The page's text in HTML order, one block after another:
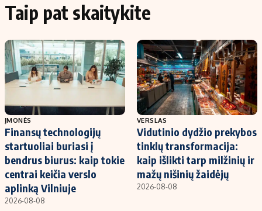
Taip pat skaitykite
ĮMONĖS
Finansų technologijų
startuoliai buriasi į
bendrus biurus: kaip tokie
centrai keičia verslo
aplinką Vilniuje
2026-08-08
VERSLAS
Vidutinio dydžio prekybos
tinklų transformacija:
kaip išlikti tarp milžinių ir
mažų nišinių žaidėjų
2026-08-08